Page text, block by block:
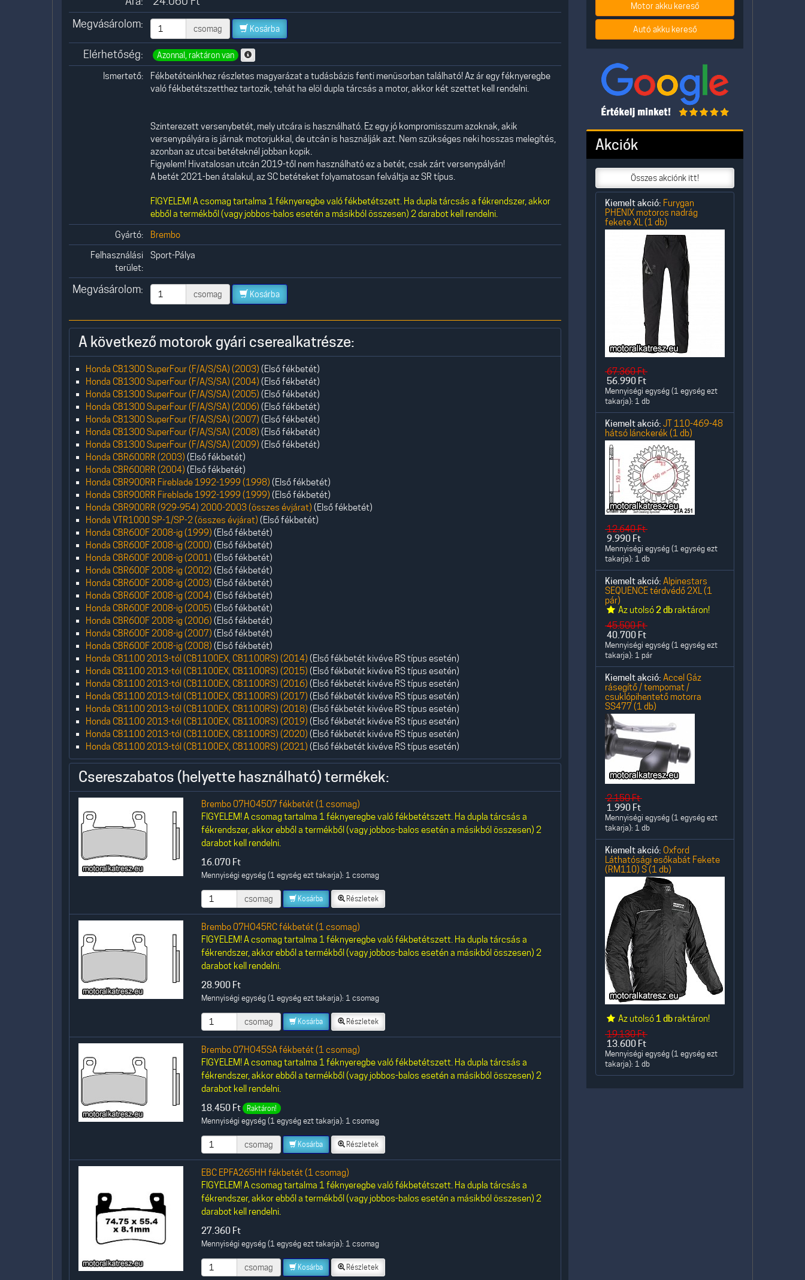
Megvásárolom:
csomag Kosárba
Elérhetőség: Azonnal, raktáron van
Ismertető:
Fékbetéteinkhez részletes magyarázat a tudásbázis fenti menüsorban található! Az ár egy féknyeregbe
való fékbetétszetthez tartozik, tehát ha elöl dupla tárcsás a motor, akkor két szettet kell rendelni.
Szinterezett versenybetét, mely utcára is használható. Ez egy jó kompromisszum azoknak, akik
versenypályára is járnak motorjukkal, de utcán is használják azt. Nem szükséges neki hosszas melegítés,
azonban az utcai betéteknél jobban kopik.
Figyelem! Hivatalosan utcán 2019-től nem használható ez a betét, csak zárt versenypályán!
A betét 2021-ben átalakul, az SC betéteket folyamatosan felváltja az SR típus.
FIGYELEM! A csomag tartalma 1 féknyeregbe való fékbetétszett. Ha dupla tárcsás a fékrendszer, akkor
ebből a termékből (vagy jobbos-balos esetén a másikból összesen) 2 darabot kell rendelni.
Gyártó:
Brembo
Felhasználási
terület:
Sport-Pálya
Megvásárolom: csomag Kosárba
A következő motorok gyári cserealkatrésze:
Honda CB1300 SuperFour (F/A/S/SA) (2003) (Első fékbetét)
Honda CB1300 SuperFour (F/A/S/SA) (2004) (Első fékbetét)
Honda CB1300 SuperFour (F/A/S/SA) (2005) (Első fékbetét)
Honda CB1300 SuperFour (F/A/S/SA) (2006) (Első fékbetét)
Honda CB1300 SuperFour (F/A/S/SA) (2007) (Első fékbetét)
Honda CB1300 SuperFour (F/A/S/SA) (2008) (Első fékbetét)
Honda CB1300 SuperFour (F/A/S/SA) (2009) (Első fékbetét)
Honda CBR600RR (2003) (Első fékbetét)
Honda CBR600RR (2004) (Első fékbetét)
Honda CBR900RR Fireblade 1992-1999 (1998) (Első fékbetét)
Honda CBR900RR Fireblade 1992-1999 (1999) (Első fékbetét)
Honda CBR900RR (929-954) 2000-2003 (összes évjárat) (Első fékbetét)
Honda VTR1000 SP-1/SP-2 (összes évjárat) (Első fékbetét)
Honda CBR600F 2008-ig (1999) (Első fékbetét)
Honda CBR600F 2008-ig (2000) (Első fékbetét)
Honda CBR600F 2008-ig (2001) (Első fékbetét)
Honda CBR600F 2008-ig (2002) (Első fékbetét)
Honda CBR600F 2008-ig (2003) (Első fékbetét)
Honda CBR600F 2008-ig (2004) (Első fékbetét)
Honda CBR600F 2008-ig (2005) (Első fékbetét)
Honda CBR600F 2008-ig (2006) (Első fékbetét)
Honda CBR600F 2008-ig (2007) (Első fékbetét)
Honda CBR600F 2008-ig (2008) (Első fékbetét)
Honda CB1100 2013-tól (CB1100EX, CB1100RS) (2014) (Első fékbetét kivéve RS típus esetén)
Honda CB1100 2013-tól (CB1100EX, CB1100RS) (2015) (Első fékbetét kivéve RS típus esetén)
Honda CB1100 2013-tól (CB1100EX, CB1100RS) (2016) (Első fékbetét kivéve RS típus esetén)
Honda CB1100 2013-tól (CB1100EX, CB1100RS) (2017) (Első fékbetét kivéve RS típus esetén)
Honda CB1100 2013-tól (CB1100EX, CB1100RS) (2018) (Első fékbetét kivéve RS típus esetén)
Honda CB1100 2013-tól (CB1100EX, CB1100RS) (2019) (Első fékbetét kivéve RS típus esetén)
Honda CB1100 2013-tól (CB1100EX, CB1100RS) (2020) (Első fékbetét kivéve RS típus esetén)
Honda CB1100 2013-tól (CB1100EX, CB1100RS) (2021) (Első fékbetét kivéve RS típus esetén)
Csereszabatos (helyette használható) termékek:
Brembo 07HO4507 fékbetét (1 csomag)
FIGYELEM! A csomag tartalma 1 féknyeregbe való fékbetétszett. Ha dupla tárcsás a
fékrendszer, akkor ebből a termékből (vagy jobbos-balos esetén a másikból összesen) 2
darabot kell rendelni.
16.070 Ft
Mennyiségi egység (1 egység ezt takarja): 1 csomag
csomag Kosárba Részletek
Brembo 07HO45RC fékbetét (1 csomag)
FIGYELEM! A csomag tartalma 1 féknyeregbe való fékbetétszett. Ha dupla tárcsás a
fékrendszer, akkor ebből a termékből (vagy jobbos-balos esetén a másikból összesen) 2
darabot kell rendelni.
28.900 Ft
Mennyiségi egység (1 egység ezt takarja): 1 csomag
csomag Kosárba Részletek
Brembo 07HO45SA fékbetét (1 csomag)
FIGYELEM! A csomag tartalma 1 féknyeregbe való fékbetétszett. Ha dupla tárcsás a
fékrendszer, akkor ebből a termékből (vagy jobbos-balos esetén a másikból összesen) 2
darabot kell rendelni.
18.450 Ft Raktáron!
Mennyiségi egység (1 egység ezt takarja): 1 csomag
csomag Kosárba Részletek
EBC EPFA265HH fékbetét (1 csomag)
FIGYELEM! A csomag tartalma 1 féknyeregbe való fékbetétszett. Ha dupla tárcsás a
fékrendszer, akkor ebből a termékből (vagy jobbos-balos esetén a másikból összesen) 2
darabot kell rendelni.
27.360 Ft
Mennyiségi egység (1 egység ezt takarja): 1 csomag
csomag Kosárba Részletek
Motor akku kereső
Autó akku kereső
Akciók
Összes akciónk itt!
Kiemelt akció: Furygan
PHENIX motoros nadrág
fekete XL (1 db)
67.360Ft
56.990 Ft
Mennyiségi egység (1 egység ezt
takarja): 1 db
Kiemelt akció: JT 110-469-48
hátsó lánckerék (1 db)
12.640Ft
9.990 Ft
Mennyiségi egység (1 egység ezt
takarja): 1 db
Kiemelt akció: Alpinestars
SEQUENCE térdvédő 2XL (1
pár)
Az utolsó2 db raktáron!
45.500Ft
40.700 Ft
Mennyiségi egység (1 egység ezt
takarja): 1 pár
Kiemelt akció: Accel Gáz
rásegítő / tempomat /
csuklópihentető motorra
SS477 (1 db)
2.150Ft
1.990 Ft
Mennyiségi egység (1 egység ezt
takarja): 1 db
Kiemelt akció: Oxford
Láthatósági esőkabát Fekete
(RM110) S (1 db)
Az utolsó 1 db raktáron!
19.130Ft
13.600 Ft
Mennyiségi egység (1 egység ezt
takarja): 1 db